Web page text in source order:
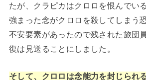
たが、クラピカはクロロを恨んでい
強まった念がクロロを殺してしまう
不安要素があったので残された旅団
復は見送ることにしました。
そして、クロロは念能力を封じられ